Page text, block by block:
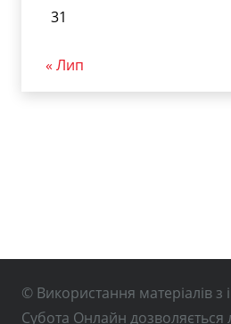
31
« Лип
© Використання матеріалів з
Субота Онлайн